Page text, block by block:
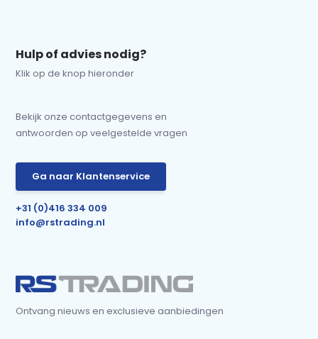
Hulp of advies nodig?
Klik op de knop hieronder
Bekijk onze contactgegevens en
antwoorden op veelgestelde vragen
Ga naar Klantenservice
+31 (0)416 334 009
info@rstrading.nl
Ontvang nieuws en exclusieve aanbiedingen